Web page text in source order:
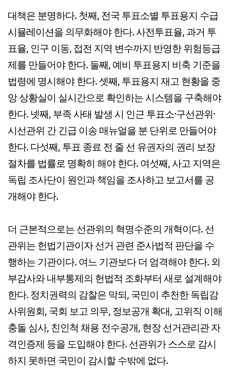
대책은 분명하다. 첫째, 전국 투표소별 투표용지 수급
시뮬레이션을 의무화해야 한다. 사전투표율, 과거 투
표율, 인구 이동, 접전 지역 변수까지 반영한 위험등급
제를 만들어야 한다. 둘째, 예비 투표용지 비축 기준을
법령에 명시해야 한다. 셋째, 투표용지 재고 현황을 중
앙 상황실이 실시간으로 확인하는 시스템을 구축해야
한다. 넷째, 부족 사태 발생 시 인근 투표소·구선관위·
시선관위 간 긴급 이송 매뉴얼을 분 단위로 만들어야
한다. 다섯째, 투표 종료 전 줄 선 유권자의 권리 보장
절차를 법률로 명확히 해야 한다. 여섯째, 사고 지역은
독립 조사단이 원인과 책임을 조사하고 보고서를 공
개해야 한다.
더 근본적으로는 선관위의 혁명수준의 개혁이다. 선
관위는 헌법기관이자 선거 관련 준사법적 판단을 수
행하는 기관이다. 여느 기관보다 더 엄격해야 한다. 외
부감사와 내부통제의 헌법적 조화부터 새로 설계해야
한다. 정치권력의 감찰은 막되, 국민이 추천한 독립감
사위원회, 국회 보고 의무, 정보공개 확대, 고위직 이해
충돌 심사, 친인척 채용 전수공개, 현장 선거관리관 자
격인증제 등을 도입해야 한다. 선관위가 스스로 감시
하지 못하면 국민이 감시할 수밖에 없다.